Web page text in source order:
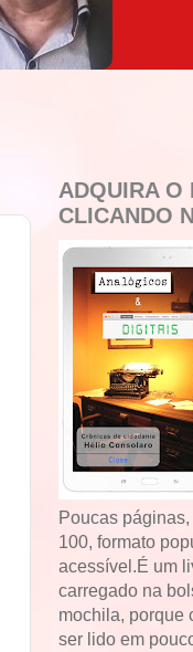
ADQUIRA O
CLICANDO
Poucas
100, formato
acessível.É um
carregado na
mochila, porque
ser lido em